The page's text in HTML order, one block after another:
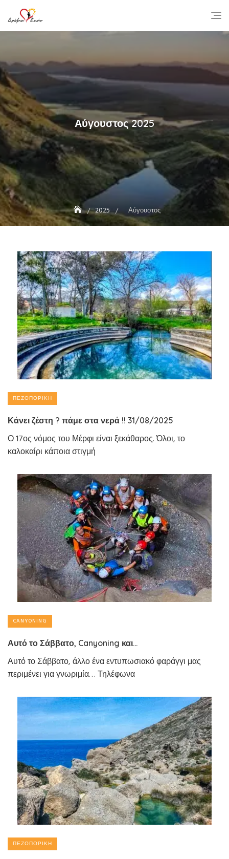
content
Αύγουστος 2025
2025 Αύγουστος
ΠΕΖΟΠΟΡΙΚΉ
Κάνει ζέστη ? πάμε στα νερά !! 31/08/2025
Ο 17ος νόμος του Μέρφι είναι ξεκάθαρος. Όλοι, το
καλοκαίρι κάποια στιγμή
CANYONING
Αυτό το Σάββατο, Canyoning και…
Αυτό το Σάββατο, άλλο ένα εντυπωσιακό φαράγγι μας
περιμένει για γνωριμία… Τηλέφωνα
ΠΕΖΟΠΟΡΙΚΉ